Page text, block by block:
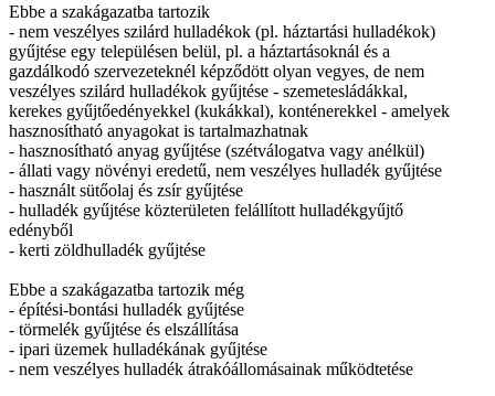
Ebbe a szakágazatba tartozik
- nem veszélyes szilárd hulladékok (pl. háztartási hulladékok)
gyűjtése egy településen belül, pl. a háztartásoknál és a
gazdálkodó szervezeteknél képződött olyan vegyes, de nem
veszélyes szilárd hulladékok gyűjtése - szemetesládákkal,
kerekes gyűjtőedényekkel (kukákkal), konténerekkel - amelyek
hasznosítható anyagokat is tartalmazhatnak
- hasznosítható anyag gyűjtése (szétválogatva vagy anélkül)
- állati vagy növényi eredetű, nem veszélyes hulladék gyűjtése
- használt sütőolaj és zsír gyűjtése
- hulladék gyűjtése közterületen felállított hulladékgyűjtő
edényből
- kerti zöldhulladék gyűjtése
Ebbe a szakágazatba tartozik még
- építési-bontási hulladék gyűjtése
- törmelék gyűjtése és elszállítása
- ipari üzemek hulladékának gyűjtése
- nem veszélyes hulladék átrakóállomásainak működtetése